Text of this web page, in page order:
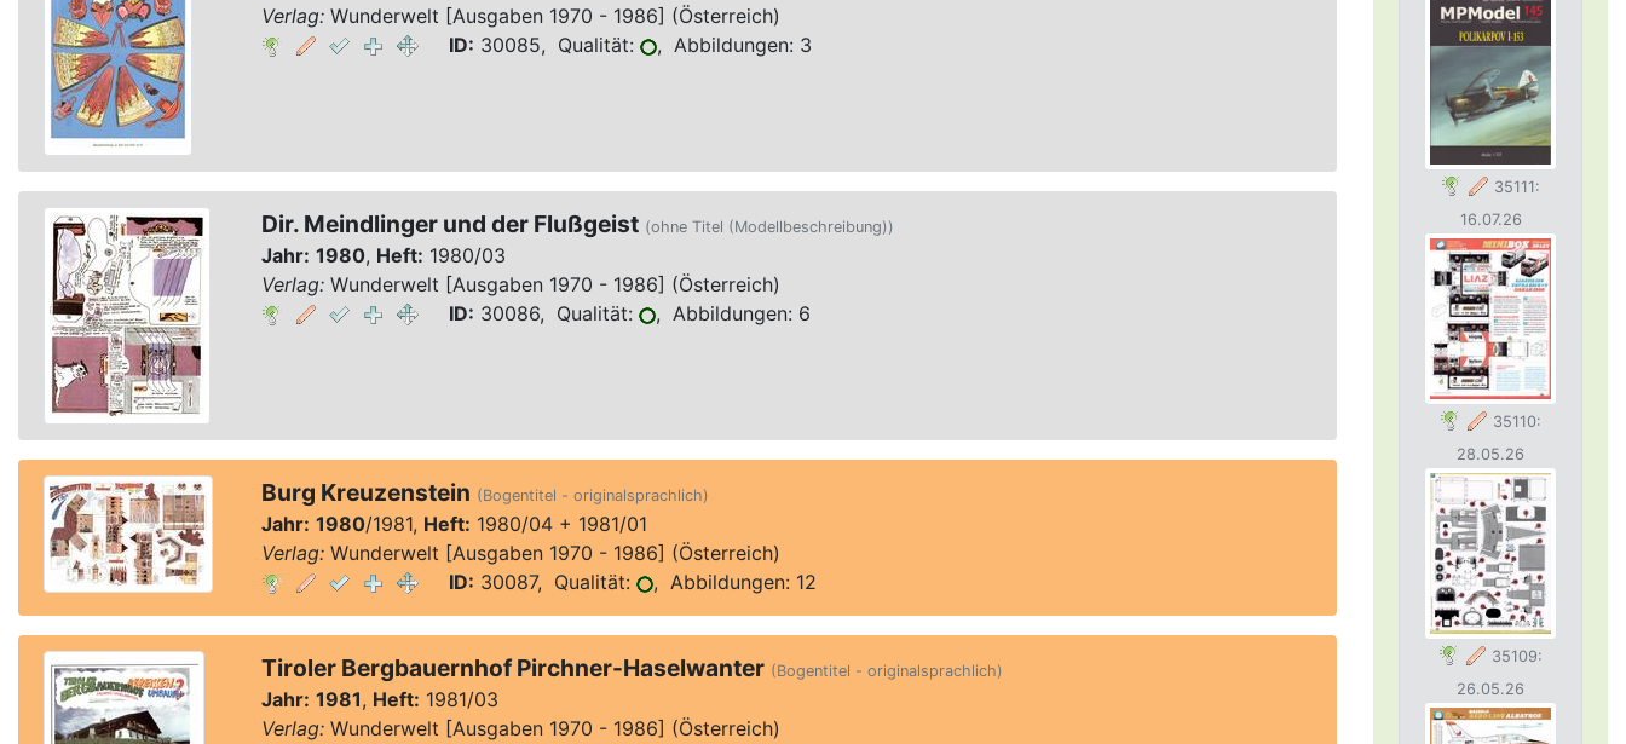
35111:
16.07.26
35110:
28.05.26
35109:
26.05.26
Verlag:Wunderwelt [Ausgaben 1970 - 1986] (Österreich)
ID: 30085, Qualität: , Abbildungen: 3
Dir. Meindlinger und der Flußgeist (ohne Titel (Modellbeschreibung))
Jahr: 1980, Heft: 1980/03
Verlag:Wunderwelt [Ausgaben 1970 - 1986] (Österreich)
ID: 30086, Qualität: , Abbildungen: 6
Burg Kreuzenstein (Bogentitel - originalsprachlich)
Jahr: 1980/1981, Heft: 1980/04 + 1981/01
Verlag:Wunderwelt [Ausgaben 1970 - 1986] (Österreich)
ID: 30087, Qualität: , Abbildungen: 12
Tiroler Bergbauernhof Pirchner-Haselwanter (Bogentitel - originalsprachlich)
Jahr: 1981, Heft: 1981/03
Verlag:Wunderwelt [Ausgaben 1970 - 1986] (Österreich)